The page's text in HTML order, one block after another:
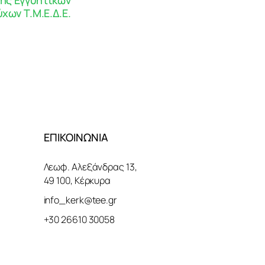
Τ.Μ.Ε.Δ.Ε.
ΕΠΙΚΟΙΝΩΝΙΑ
Λεωφ. Αλεξάνδρας 13,
49 100, Κέρκυρα
info_kerk@tee.gr
+30 26610 30058